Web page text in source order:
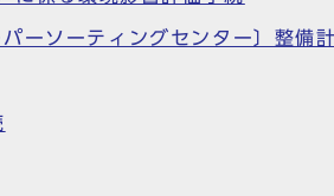
ソーティングセンター〕整備